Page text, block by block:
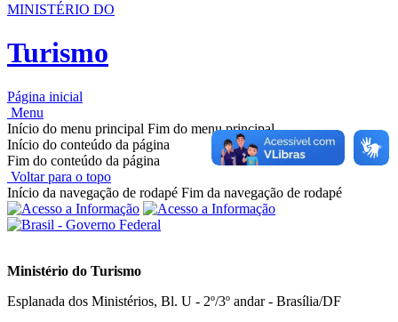
MINISTÉRIO DO
Turismo
Página inicial
Menu
Início do menu principal Fim do menu principal
Início do conteúdo da página
Fim do conteúdo da página
Voltar para o topo
Início da navegação de rodapé Fim da navegação de rodapé
Ministério do Turismo
Esplanada dos Ministérios, Bl. U - 2º/3º andar - Brasília/DF